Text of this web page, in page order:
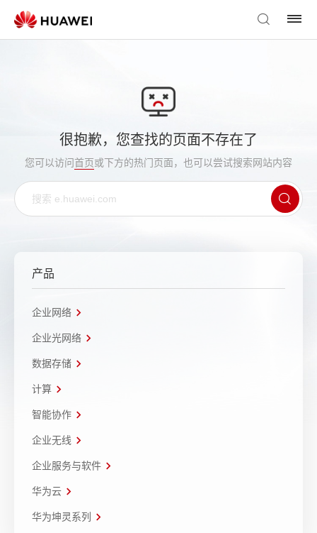
很抱歉，您查找的页面不存在了
您可以访问首页或下方的热门页面，也可以尝试搜索网站内容
产品
企业网络
企业光网络
数据存储
计算
智能协作
企业无线
企业服务与软件
华为云
华为坤灵系列